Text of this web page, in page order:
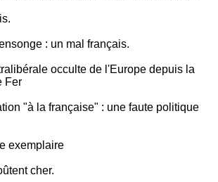
: un mal français.
occulte de l'Europe depuis la
Fer
"à la française" : une faute politique
exemplaire
cher.